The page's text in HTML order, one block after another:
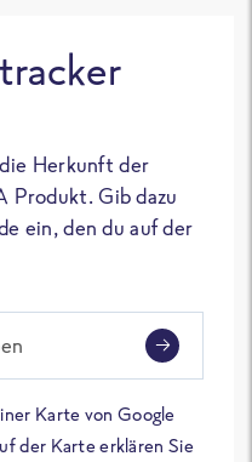
Herkunft der
Produkt. Gib dazu
ein, den du auf der
Karte von Google
der Karte erklären Sie